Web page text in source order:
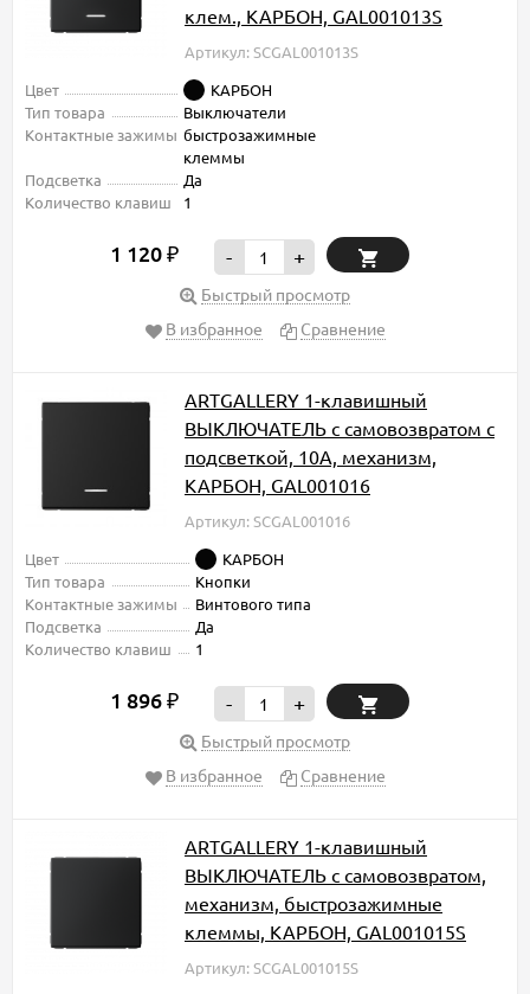
клем., КАРБОН, GAL001013S
Артикул: SCGAL001013S
Цвет
КАРБОН
Тип товара
Выключатели
Контактные зажимы быстрозажимные
клеммы
Подсветка
Да
Количество клавиш
1
1 120 ₽ - +
Быстрый просмотр
В избранное
Сравнение
ARTGALLERY 1-клавишный
ВЫКЛЮЧАТЕЛЬ с самовозвратом с
подсветкой, 10А, механизм,
КАРБОН, GAL001016
Артикул: SCGAL001016
Цвет
КАРБОН
Тип товара
Кнопки
Контактные зажимы
Винтового типа
Подсветка
Да
Количество клавиш
1
1 896 ₽ - +
Быстрый просмотр
В избранное
Сравнение
ARTGALLERY 1-клавишный
ВЫКЛЮЧАТЕЛЬ с самовозвратом,
механизм, быстрозажимные
клеммы, КАРБОН, GAL001015S
Артикул: SCGAL001015S